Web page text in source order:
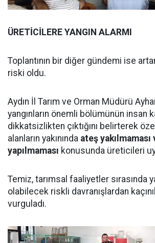
ÜRETİCİLERE YANGIN ALARMI
Toplantının bir diğer gündemi ise
riski oldu.
Aydın İl Tarım ve Orman Müdürü
yangınların önemli bölümünün insan
dikkatsizlikten çıktığını belirterek
alanların yakınında ateş yakılmaması
yapılmaması konusunda üreticileri
Temiz, tarımsal faaliyetler sırasında
olabilecek riskli davranışlardan
vurguladı.